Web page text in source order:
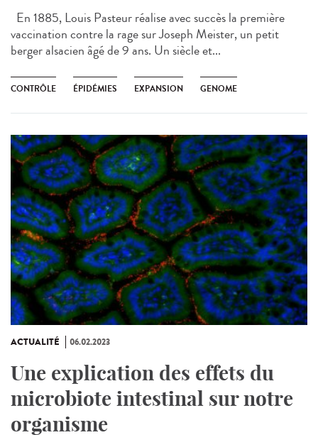
En 1885, Louis Pasteur réalise avec succès la première
vaccination contre la rage sur Joseph Meister, un petit
berger alsacien âgé de 9 ans. Un siècle et...
CONTRÔLE ÉPIDÉMIES EXPANSION GENOME
ACTUALITÉ 06.02.2023
Une explication des effets du
microbiote intestinal sur notre
organisme